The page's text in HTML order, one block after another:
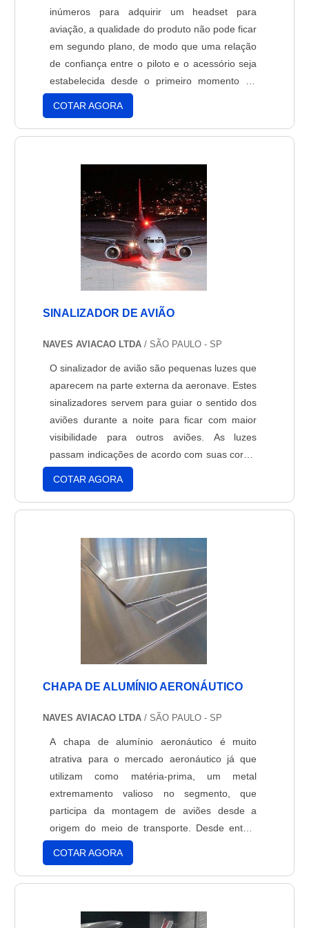
Legislação Aeronáutica regulamentada pela
Agencia Nacional de Aviação Civil
(ANAC).Entre em contato para obter maiores
informações sobre o fone bose aviação!.
inúmeros para adquirir um headset para
aviação, a qualidade do produto não pode ficar
em segundo plano, de modo que uma relação
de confiança entre o piloto e o acessório seja
estabelecida desde o primeiro momento de
uso, não importando o fato de ser um piloto já
experiente e que sabe a respeito de
acessórios aéreos como o headset para
começando sua carreira prof....
COTAR AGORA
SINALIZADOR DE AVIÃO
NAVES AVIACAO LTDA / SÃO PAULO - SP
O sinalizador de avião são pequenas luzes que
aparecem na parte externa da aeronave. Estes
sinalizadores servem para guiar o sentido dos
aviões durante a noite para ficar com maior
visibilidade para outros aviões. As luzes
passam indicações de acordo com suas cores:
a luz verde indica que o outros avião está se
afastando para a direita, enquanto a luz
vermelha indica o direcionamento para a
vantagem. Fica ní....
COTAR AGORA
CHAPA DE ALUMÍNIO AERONÁUTICO
NAVES AVIACAO LTDA / SÃO PAULO - SP
A chapa de alumínio aeronáutico é muito
atrativa para o mercado aeronáutico já que
utilizam como matéria-prima, um metal
extremamento valioso no segmento, que
participa da montagem de aviões desde a
origem do meio de transporte. Desde então,
seu uso vem se tornando cada vez maior, já
que garante eficácia, segurança e economia
no desenvolvimento das aeronaves.O alumínio
favorita no setor aeronáutico por se....
COTAR AGORA